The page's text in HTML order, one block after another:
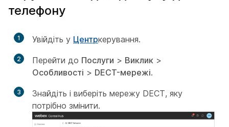
телефону
1 Увійдіть у Центркерування.
2 Перейти до Послуги > Виклик >
Особливості > DECT-мережі.
3
Знайдіть і виберіть мережу DECT, яку
потрібно змінити.